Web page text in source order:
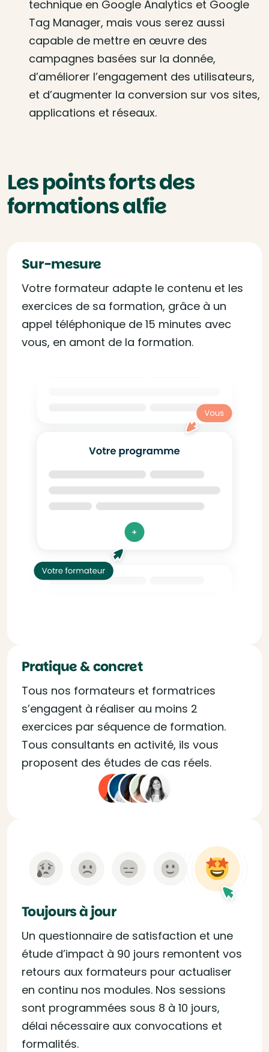
technique en Google Analytics et Google
Tag Manager, mais vous serez aussi
capable de mettre en œuvre des
campagnes basées sur la donnée,
d’améliorer l’engagement des utilisateurs,
et d’augmenter la conversion sur vos sites,
applications et réseaux.
Les points forts des
formations alfie
Sur-mesure
Votre formateur adapte le contenu et les
exercices de sa formation, grâce à un
appel téléphonique de 15 minutes avec
vous, en amont de la formation.
Pratique & concret
Tous nos formateurs et formatrices
s’engagent à réaliser au moins 2
exercices par séquence de formation.
Tous consultants en activité, ils vous
proposent des études de cas réels.
Toujours à jour
Un questionnaire de satisfaction et une
étude d’impact à 90 jours remontent vos
retours aux formateurs pour actualiser
en continu nos modules. Nos sessions
sont programmées sous 8 à 10 jours,
délai nécessaire aux convocations et
formalités.